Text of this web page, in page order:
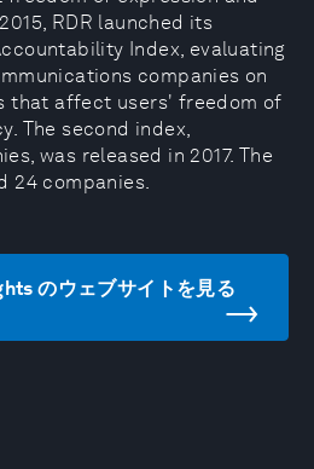
RDR launched its
Index, evaluating
companies on
that affect users' freedom of
The second index,
was released in 2017. The
24 companies.
のウェブサイトを見る